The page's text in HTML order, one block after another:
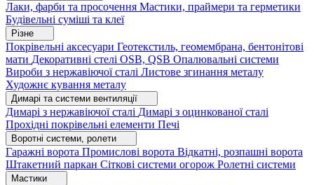
Лаки, фарби та просочення Мастики, праймери та герметики
Будівельні суміші та клеї
Різне
Покрівельні аксесуари Геотекстиль, геомембрана, бентонітові
мати Декоративні стелі OSB, QSB Опалювальні системи
Вироби з нержавіючої сталі Листове згинання металу
Художнє кування металу
Димарі та системи вентиляції
Димарі з нержавіючої сталі Димарі з оцинкованої сталі
Прохідні покрівельні елементи Печі
Воротні системи, ролети
Гаражні ворота Промислові ворота Відкатні, розпашні ворота
Штакетний паркан Сіткові системи огорож Ролетні системи
Мастики